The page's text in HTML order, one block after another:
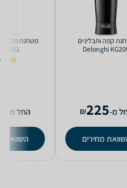
מטחנת ‏קפה ותבלינים
Delonghi
מ-225
₪
מחירים
החל מ-
השוואת